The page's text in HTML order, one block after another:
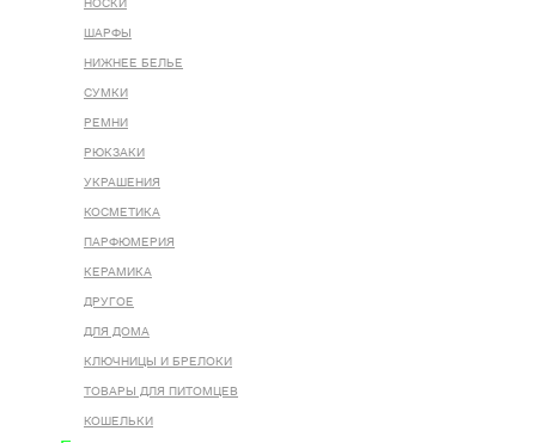
НОСКИ
ШАРФЫ
НИЖНЕЕ БЕЛЬЕ
СУМКИ
РЕМНИ
РЮКЗАКИ
УКРАШЕНИЯ
КОСМЕТИКА
ПАРФЮМЕРИЯ
КЕРАМИКА
ДРУГОЕ
ДЛЯ ДОМА
КЛЮЧНИЦЫ И БРЕЛОКИ
ТОВАРЫ ДЛЯ ПИТОМЦЕВ
КОШЕЛЬКИ